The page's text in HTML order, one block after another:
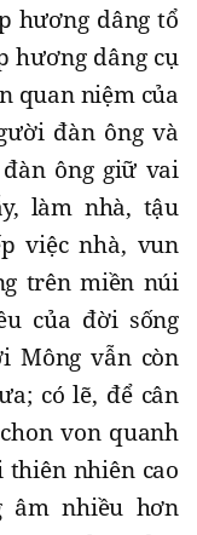
hương dâng tổ
hương dâng cụ
quan niệm của
đàn ông và
ông giữ vai
làm nhà, tậu
việc nhà, vun
trên miền núi
của đời sống
Mông vẫn còn
có lẽ, để cân
von quanh
nhiên cao
âm nhiều hơn